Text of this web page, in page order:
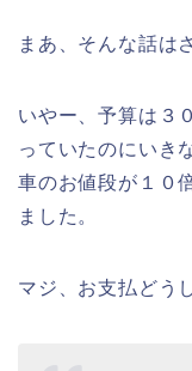
まあ、そんな話は
いやー、予算は３
っていたのにいき
車のお値段が１０
ました。
マジ、お支払どう